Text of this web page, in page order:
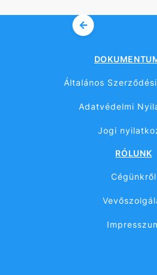
Általános
Adatvédelmi
Jogi
RÓLUNK
Cégünkről